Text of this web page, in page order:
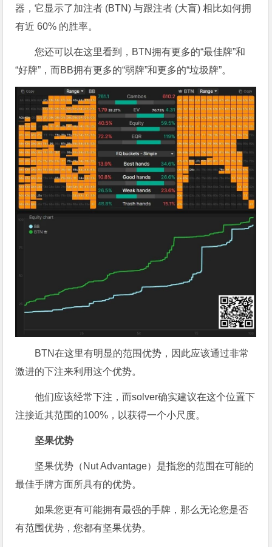
器，它显示了加注者 (BTN) 与跟注者 (大盲) 相比如何拥
有近 60% 的胜率。
您还可以在这里看到，BTN拥有更多的“最佳牌”和
“好牌”，而BB拥有更多的“弱牌”和更多的“垃圾牌”。
BTN在这里有明显的范围优势，因此应该通过非常
激进的下注来利用这个优势。
他们应该经常下注，而solver确实建议在这个位置下
注接近其范围的100%，以获得一个小尺度。
坚果优势
坚果优势（Nut Advantage）是指您的范围在可能的
最佳手牌方面所具有的优势。
如果您更有可能拥有最强的手牌，那么无论您是否
有范围优势，您都有坚果优势。